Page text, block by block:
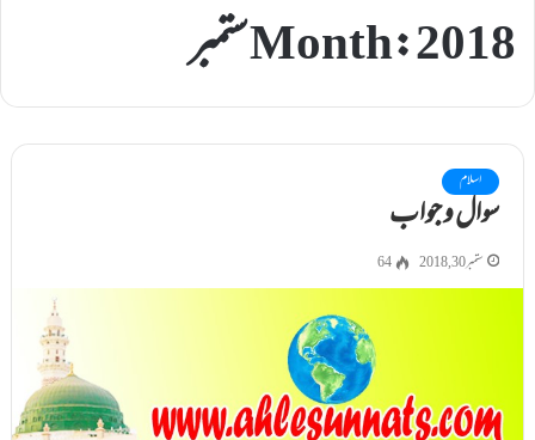
Month:2018 ستمبر
اسلام
سوال و جواب
ستمبر 30, 2018 64